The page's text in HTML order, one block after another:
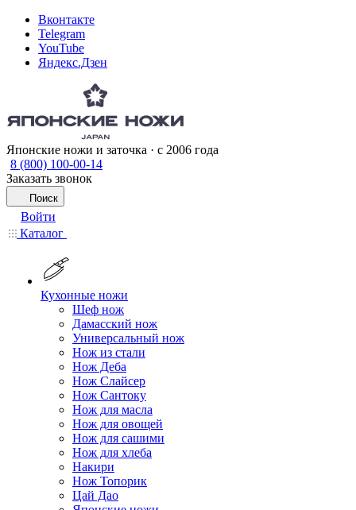
Вконтакте
Telegram
YouTube
Яндекс.Дзен
Японские ножи и заточка · с 2006 года
8 (800) 100-00-14
Заказать звонок
Поиск
Войти
Каталог
Кухонные ножи
Шеф нож
Дамасский нож
Универсальный нож
Нож из стали
Нож Деба
Нож Слайсер
Нож Сантоку
Нож для масла
Нож для овощей
Нож для сашими
Нож для хлеба
Накири
Нож Топорик
Цай Дао